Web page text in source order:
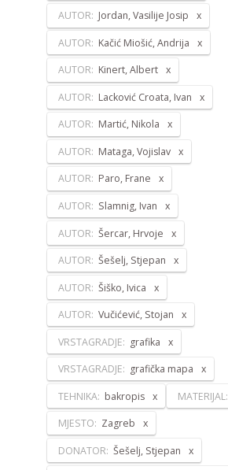
AUTOR: Jordan, Vasilije Josip
AUTOR: Kačić Miošić, Andrija
AUTOR: Kinert, Albert
AUTOR: Lacković Croata, Ivan
AUTOR: Martić, Nikola
AUTOR: Mataga, Vojislav
AUTOR: Paro, Frane
AUTOR: Slamnig, Ivan
AUTOR: Šercar, Hrvoje
AUTOR: Šešelj, Stjepan
AUTOR: Šiško, Ivica
AUTOR: Vučićević, Stojan
VRSTAGRADJE: grafika
VRSTAGRADJE: grafička mapa
TEHNIKA: bakropis MATERIJAL:
MJESTO: Zagreb
DONATOR: Šešelj, Stjepan